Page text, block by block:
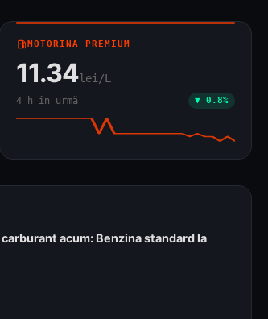
local_gas_stationMOTORINA PREMIUM
11.34lei/L
4 h în urmă ▼ 0.8%
acum: Benzina standard la